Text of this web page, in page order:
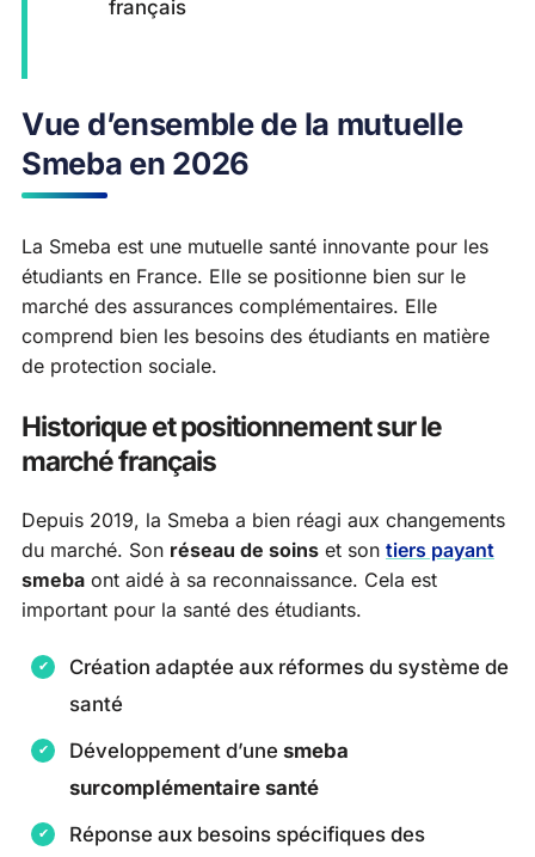
français
Vue d’ensemble de la mutuelle
Smeba en 2026
La Smeba est une mutuelle santé innovante pour les
étudiants en France. Elle se positionne bien sur le
marché des assurances complémentaires. Elle
comprend bien les besoins des étudiants en matière
de protection sociale.
Historique et positionnement sur le
marché français
Depuis 2019, la Smeba a bien réagi aux changements
du marché. Son réseau de soins et son tiers payant
smeba ont aidé à sa reconnaissance. Cela est
important pour la santé des étudiants.
Création adaptée aux réformes du système de
santé
Développement d’une smeba
surcomplémentaire santé
Réponse aux besoins spécifiques des